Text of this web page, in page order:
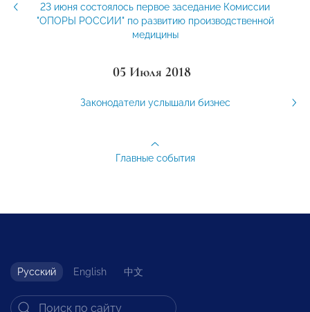
23 июня состоялось первое заседание Комиссии
"ОПОРЫ РОССИИ" по развитию производственной
медицины
05 Июля 2018
Законодатели услышали бизнес
Главные события
Русский English 中文